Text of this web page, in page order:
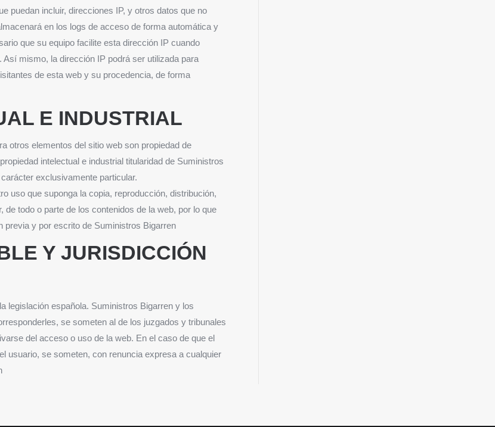
puedan incluir, direcciones IP, y otros datos que no
en los logs de acceso de forma automática y
que su equipo facilite esta dirección IP cuando
mismo, la dirección IP podrá ser utilizada para
de esta web y su procedencia, de forma
E INDUSTRIAL
otros elementos del sitio web son propiedad de
intelectual e industrial titularidad de Suministros
exclusivamente particular.
uso que suponga la copia, reproducción, distribución,
todo o parte de los contenidos de la web, por lo que
previa y por escrito de Suministros Bigarren
Y JURISDICCIÓN
legislación española. Suministros Bigarren y los
se someten al de los juzgados y tribunales
del acceso o uso de la web. En el caso de que el
usuario, se someten, con renuncia expresa a cualquier